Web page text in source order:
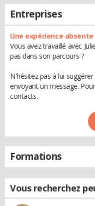
Entreprises
Une expérience absente
Vous avez travaillé avec
pas dans son parcours ?
N'hésitez pas à lui
envoyant un message.
contacts.
Formations
Vous recherchez